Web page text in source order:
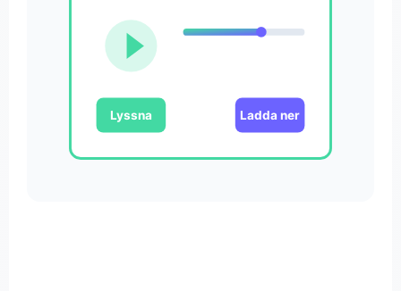
Lyssna Ladda ner